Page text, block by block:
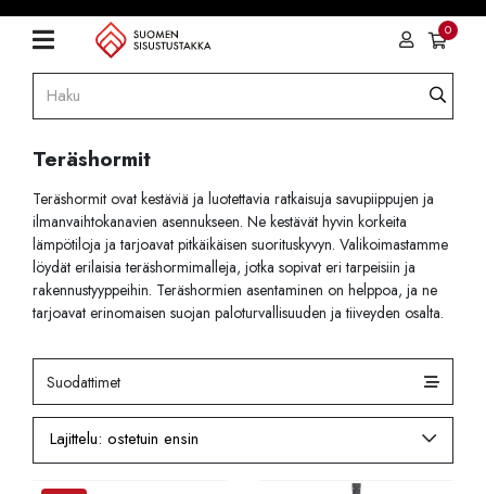
0
Teräshormit
Teräshormit ovat kestäviä ja luotettavia ratkaisuja savupiippujen ja
ilmanvaihtokanavien asennukseen. Ne kestävät hyvin korkeita
lämpötiloja ja tarjoavat pitkäikäisen suorituskyvyn. Valikoimastamme
löydät erilaisia teräshormimalleja, jotka sopivat eri tarpeisiin ja
rakennustyyppeihin. Teräshormien asentaminen on helppoa, ja ne
tarjoavat erinomaisen suojan paloturvallisuuden ja tiiveyden osalta.
Suodattimet